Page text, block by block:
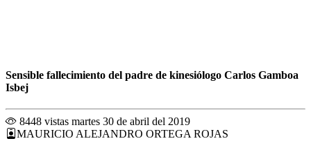
Sensible fallecimiento del padre de kinesiólogo Carlos Gamboa
Isbej
8448 vistas martes 30 de abril del 2019
MAURICIO ALEJANDRO ORTEGA ROJAS